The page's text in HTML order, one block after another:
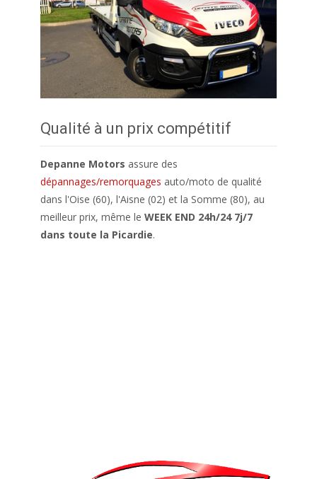
Qualité à un prix compétitif
Depanne Motors assure des
dépannages/remorquages auto/moto de qualité
dans l'Oise (60), l'Aisne (02) et la Somme (80), au
meilleur prix, même le WEEK END 24h/24 7j/7
dans toute la Picardie.